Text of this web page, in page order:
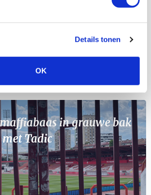
Details tonen
OK
in grauwe bak
met Tadic